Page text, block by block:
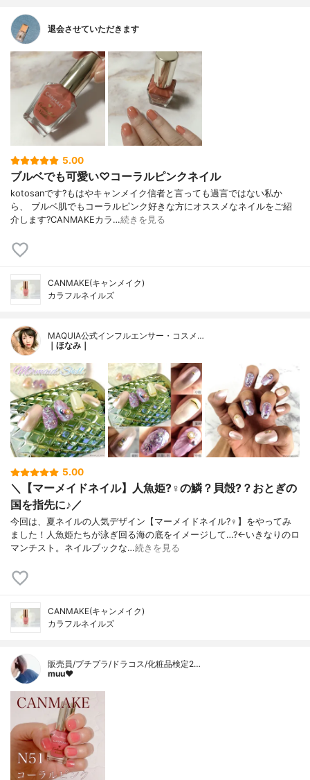
退会させていただきます
5.00
ブルベでも可愛い♡コーラルピンクネイル
kotosanです?もはやキャンメイク信者と言っても過言ではない私か
ら、 ブルベ肌でもコーラルピンク好きな方にオススメなネイルをご紹
介します?CANMAKEカラ…続きを見る
CANMAKE(キャンメイク)
カラフルネイルズ
MAQUIA公式インフルエンサー・コスメ…
｜ほなみ｜
5.00
＼【マーメイドネイル】人魚姫?‍♀️の鱗？貝殻?？おとぎの
国を指先に♪／
今回は、夏ネイルの人気デザイン【マーメイドネイル?‍♀️】をやってみ
ました！人魚姫たちが泳ぎ回る海の底をイメージして…?←いきなりのロ
マンチスト。ネイルブックな…続きを見る
CANMAKE(キャンメイク)
カラフルネイルズ
販売員/プチプラ/ドラコス/化粧品検定2…
muu❤︎